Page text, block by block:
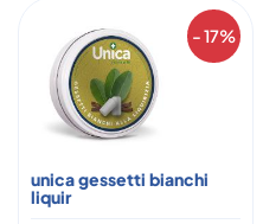
- 17%
unica gessetti bianchi
liquir